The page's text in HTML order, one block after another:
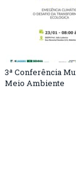
3ª Conferência
Meio Ambiente